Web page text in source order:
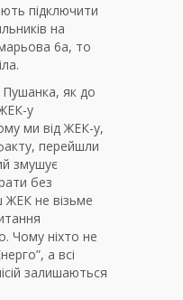
підключити
на
6а, то
як до
у
ми від ЖЕК-у,
перейшли
змушує
без
ЖЕК не візьме
Чому ніхто не
а всі
залишаються